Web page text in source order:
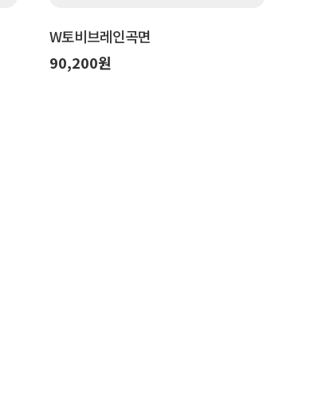
W토비브레인곡면
90,200원